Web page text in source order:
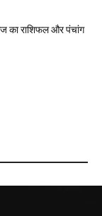
का राशिफल और पंचांग